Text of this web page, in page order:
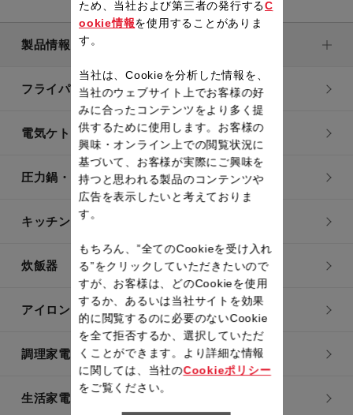
製品情報
フライパン・鍋
電気ケトル
圧力鍋・電気圧力鍋
キッチン用品
炊飯器
アイロン・衣類スチーマー
調理家電
生活家電
ため、当社および第三者の発行するC
ookie情報を使用することがありま
す。
当社は、Cookieを分析した情報を、
当社のウェブサイト上でお客様の好
みに合ったコンテンツをより多く提
供するために使用します。お客様の
興味・オンライン上での閲覧状況に
基づいて、お客様が実際にご興味を
持つと思われる製品のコンテンツや
広告を表示したいと考えておりま
す。
もちろん、”全てのCookieを受け入れ
る”をクリックしていただきたいので
すが、お客様は、どのCookieを使用
するか、あるいは当社サイトを効果
的に閲覧するのに必要のないCookie
を全て拒否するか、選択していただ
くことができます。より詳細な情報
に関しては、当社のCookieポリシー
をご覧ください。